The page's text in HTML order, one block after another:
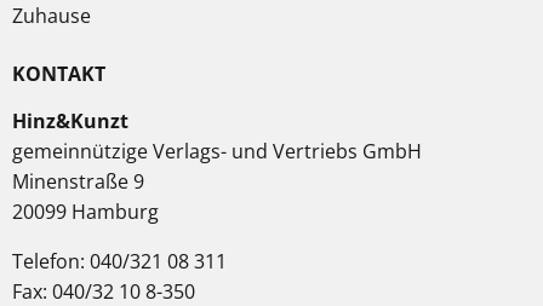
Zuhause
KONTAKT
Hinz&Kunzt
gemeinnützige Verlags- und Vertriebs GmbH
Minenstraße 9
20099 Hamburg
Telefon: 040/321 08 311
Fax: 040/32 10 8-350